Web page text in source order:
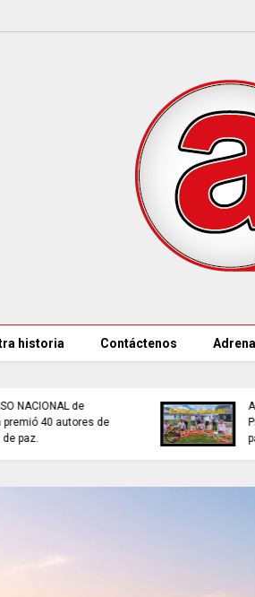
historia Contáctenos
de Cundinamarca con
Larrahondo